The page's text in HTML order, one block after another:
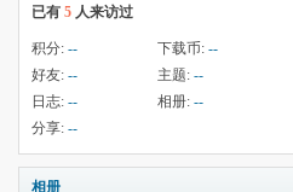
已有 5 人来访过
积分: -- 下载币: --
好友: -- 主题: --
日志: -- 相册: --
分享: --
相册